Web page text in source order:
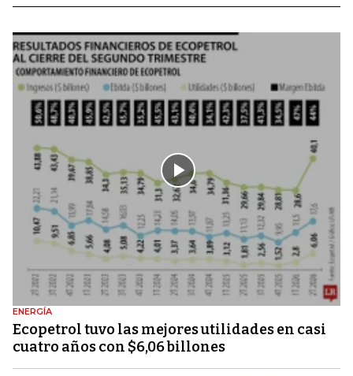
ENERGÍA
Ecopetrol tuvo las mejores utilidades en casi
cuatro años con $6,06 billones